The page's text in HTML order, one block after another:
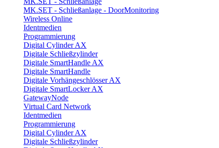
MK.SET - Schließanlage - DoorMonitoring
Wireless Online
Identmedien
Programmierung
Digital Cylinder AX
Digitale Schließzylinder
Digitale SmartHandle AX
Digitale SmartHandle
Digitale Vorhängeschlösser AX
Digitale SmartLocker AX
GatewayNode
Virtual Card Network
Identmedien
Programmierung
Digital Cylinder AX
Digitale Schließzylinder